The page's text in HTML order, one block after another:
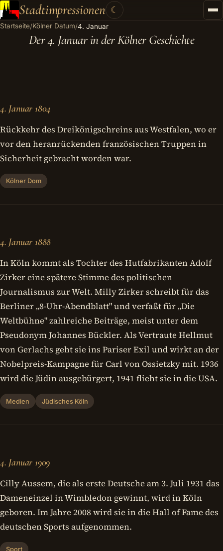
Stadtimpressionen
Startseite
Stadtführungen
Kontakt
Kategorien▾
☾
Startseite/Kölner Datum/4. Januar
Der 4. Januar in der Kölner Geschichte
4. Januar 1804
Rückkehr des Dreikönigschreins aus Westfalen, wo er
vor den heranrückenden französischen Truppen in
Sicherheit gebracht worden war.
Kölner Dom
4. Januar 1888
In Köln kommt als Tochter des Hutfabrikanten Adolf
Zirker eine spätere Stimme des politischen
Journalismus zur Welt. Milly Zirker schreibt für das
Berliner „8-Uhr-Abendblatt" und verfaßt für „Die
Weltbühne" zahlreiche Beiträge, meist unter dem
Pseudonym Johannes Bückler. Als Vertraute Hellmut
von Gerlachs geht sie ins Pariser Exil und wirkt an der
Nobelpreis-Kampagne für Carl von Ossietzky mit. 1936
wird die Jüdin ausgebürgert, 1941 flieht sie in die USA.
Medien Jüdisches Köln
4. Januar 1909
Cilly Aussem, die als erste Deutsche am 3. Juli 1931 das
Dameneinzel in Wimbledon gewinnt, wird in Köln
geboren. Im Jahre 2008 wird sie in die Hall of Fame des
deutschen Sports aufgenommen.
Sport